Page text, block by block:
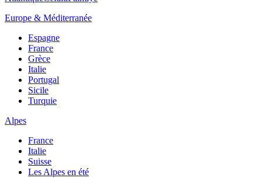
Europe & Méditerranée
Espagne
France
Grèce
Italie
Portugal
Sicile
Turquie
Alpes
France
Italie
Suisse
Les Alpes en été